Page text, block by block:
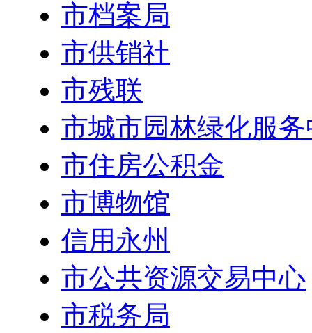
市档案局
市供销社
市残联
市城市园林绿化服
市住房公积金
市博物馆
信用永州
市公共资源交易中心
市税务局